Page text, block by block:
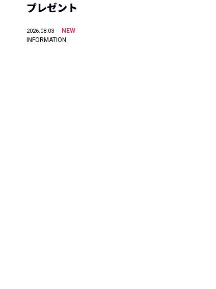
プレゼント
2026.08.03
NEW
INFORMATION